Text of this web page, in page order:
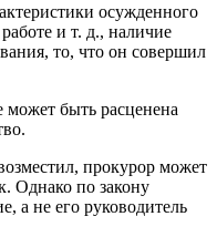
осужденного
и т. д., наличие
то, что он совершил
быть расценена
прокурор может
Однако по закону
а не его руководитель